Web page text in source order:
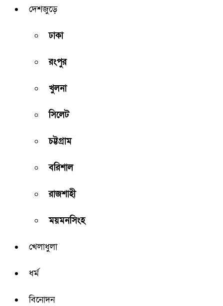
দেশজুড়ে
ঢাকা
রংপুর
খুলনা
সিলেট
চট্টগ্রাম
বরিশাল
রাজশাহী
ময়মনসিংহ
খেলাধুলা
ধর্ম
বিনোদন